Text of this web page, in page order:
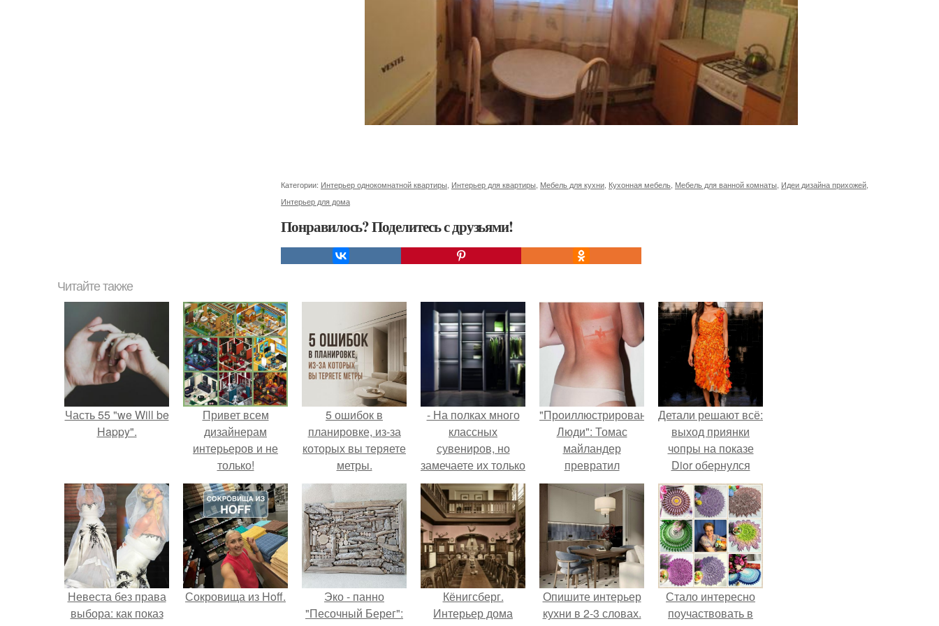
Категории: Интерьер однокомнатной квартиры Интерьер для квартиры Мебель для кухни Кухонная мебель Мебель для ванной комнаты Идеи дизайна прихожей
Интерьер для дома
Понравилось? Поделитесь с друзьями!
Читайте также
Часть 55 "we Will be
Happy".
Привет всем
дизайнерам
интерьеров и не
только!
5 ошибок в
планировке, из-за
которых вы теряете
метры.
- На полках много
классных
сувениров, но
замечаете их только
во время уборки?
"Проиллюстрированные
Люди": Томас
майландер
превратил
солнечные ожоги в
арт - объект.
Детали решают всё:
выход приянки
чопры на показе
Dior обернулся
шквалом критики
из-за небрежного
пошива.
Невеста без права
выбора: как показ
Сокровища из Hoff.
Эко - панно
"Песочный Берег":
Кёнигсберг.
Интерьер дома
Опишите интерьер
кухни в 2-3 словах.
Стало интересно
поучаствовать в